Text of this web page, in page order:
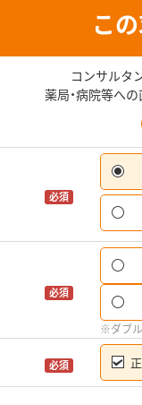
こ
コンサルタ
薬局・病院等へ
必須
必須
※ダブ
必須